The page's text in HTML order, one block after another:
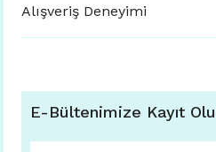
Alışveriş Deneyimi
E-Bültenimize Kayıt